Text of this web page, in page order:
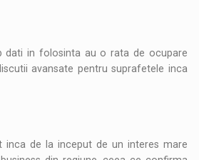
dati in folosinta au o rata de ocupare
avansate pentru suprafetele inca
inca de la inceput de un interes mare